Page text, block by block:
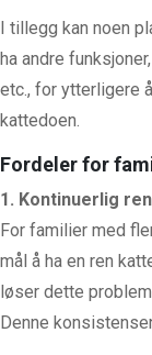
I tillegg kan noen
ha andre
etc., for ytterligere
kattedoen.
Fordeler for
1. Kontinuerlig
For familier med
mål å ha en ren
løser dette
Denne